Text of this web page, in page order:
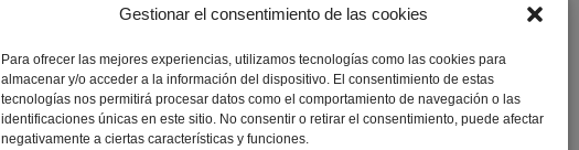
Gestionar el consentimiento de las cookies
Para ofrecer las mejores experiencias, utilizamos tecnologías como las cookies para
almacenar y/o acceder a la información del dispositivo. El consentimiento de estas
tecnologías nos permitirá procesar datos como el comportamiento de navegación o las
identificaciones únicas en este sitio. No consentir o retirar el consentimiento, puede afectar
negativamente a ciertas características y funciones.